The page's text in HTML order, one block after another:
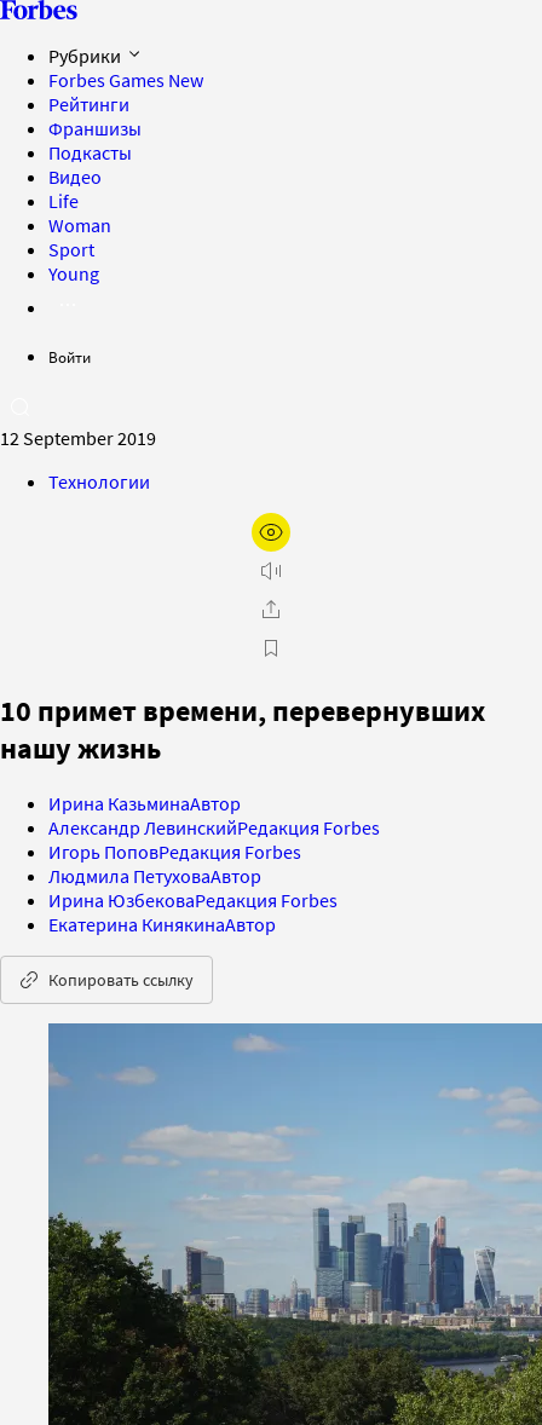
Рубрики
Forbes Games New
Рейтинги
Франшизы
Подкасты
Видео
Life
Woman
Sport
Young
Войти
12 September 2019
Технологии
10 примет времени, перевернувших
нашу жизнь
Ирина КазьминаАвтор
Александр ЛевинскийРедакция Forbes
Игорь ПоповРедакция Forbes
Людмила ПетуховаАвтор
Ирина ЮзбековаРедакция Forbes
Екатерина КинякинаАвтор
Копировать ссылку